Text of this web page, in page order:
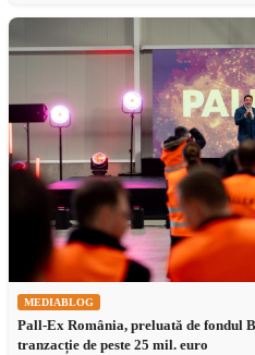
MEDIABLOG
Pall-Ex România, preluată de fondul
tranzacție de peste 25 mil. euro